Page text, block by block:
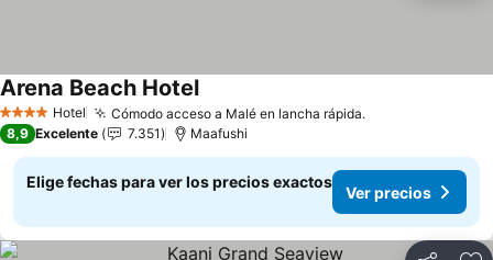
4 EstrellasHotel Cómodo acceso a Malé en lancha rápida.
Arena Beach Hotel
8,9 Excelente 7.351 Maafushi
Elige fechas para ver los precios exactos
Ver precios